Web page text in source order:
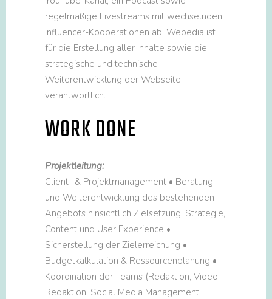
regelmäßige Livestreams mit wechselnden
Influencer-Kooperationen ab. Webedia ist
für die Erstellung aller Inhalte sowie die
strategische und technische
Weiterentwicklung der Webseite
verantwortlich.
WORK DONE
Projektleitung:
Client- & Projektmanagement • Beratung
und Weiterentwicklung des bestehenden
Angebots hinsichtlich Zielsetzung, Strategie,
Content und User Experience •
Sicherstellung der Zielerreichung •
Budgetkalkulation & Ressourcenplanung •
Koordination der Teams (Redaktion, Video-
Redaktion, Social Media Management,